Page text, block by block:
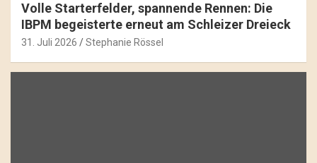
Volle Starterfelder, spannende Rennen: Die
IBPM begeisterte erneut am Schleizer Dreieck
31. Juli 2026 Stephanie Rössel